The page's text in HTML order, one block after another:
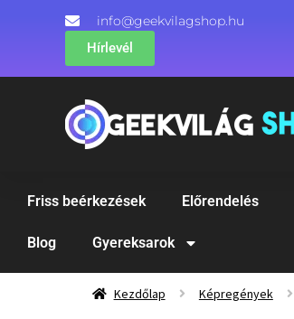
info@geekvilagshop.hu
Hírlevél
Friss beérkezések Előrendelés
Blog Gyereksarok
Kezdőlap Képregények